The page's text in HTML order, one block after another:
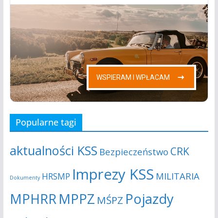
Popularne tagi
aktualności KSS Bezpieczeństwo CRK
Dokumenty HRSMP Imprezy KSS MILITARIA
MPHRRMPPZ MŚPZ Pojazdy